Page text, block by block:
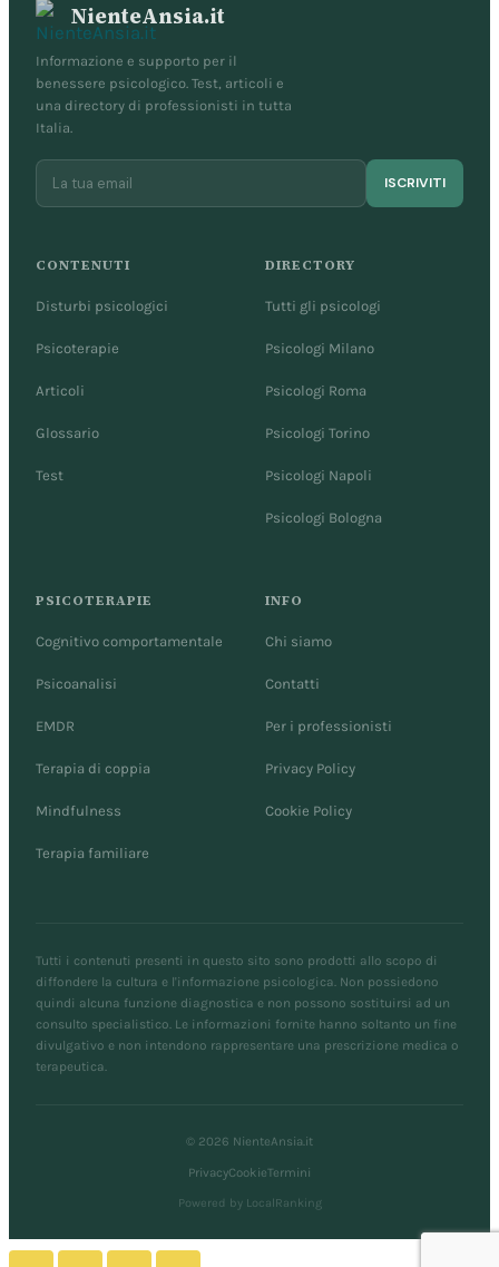
NienteAnsia.it
Informazione e supporto per il
benessere psicologico. Test, articoli e
una directory di professionisti in tutta
Italia.
ISCRIVITI
CONTENUTI
Disturbi psicologici
Psicoterapie
Articoli
Glossario
Test
DIRECTORY
Tutti gli psicologi
Psicologi Milano
Psicologi Roma
Psicologi Torino
Psicologi Napoli
Psicologi Bologna
PSICOTERAPIE
Cognitivo comportamentale
Psicoanalisi
EMDR
Terapia di coppia
Mindfulness
Terapia familiare
INFO
Chi siamo
Contatti
Per i professionisti
Privacy Policy
Cookie Policy
Tutti i contenuti presenti in questo sito sono prodotti allo scopo di
diffondere la cultura e l'informazione psicologica. Non possiedono
quindi alcuna funzione diagnostica e non possono sostituirsi ad un
consulto specialistico. Le informazioni fornite hanno soltanto un fine
divulgativo e non intendono rappresentare una prescrizione medica o
terapeutica.
© 2026 NienteAnsia.it
PrivacyCookieTermini
Powered by LocalRanking